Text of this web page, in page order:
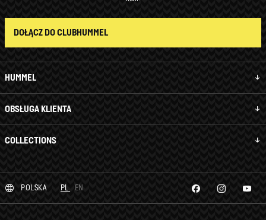
HUMMEL
OBSŁUGA KLIENTA
COLLECTIONS
DOŁĄCZ DO CLUBHUMMEL
POLSKA PL EN